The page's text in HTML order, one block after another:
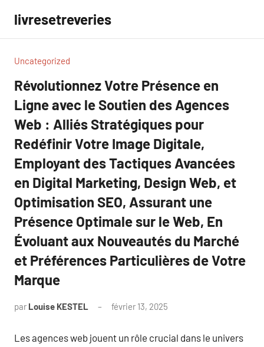
contenu
livresetreveries
Uncategorized
Révolutionnez Votre Présence en
Ligne avec le Soutien des Agences
Web : Alliés Stratégiques pour
Redéfinir Votre Image Digitale,
Employant des Tactiques Avancées
en Digital Marketing, Design Web, et
Optimisation SEO, Assurant une
Présence Optimale sur le Web, En
Évoluant aux Nouveautés du Marché
et Préférences Particulières de Votre
Marque
par Louise KESTEL février 13, 2025
Les agences web jouent un rôle crucial dans le univers